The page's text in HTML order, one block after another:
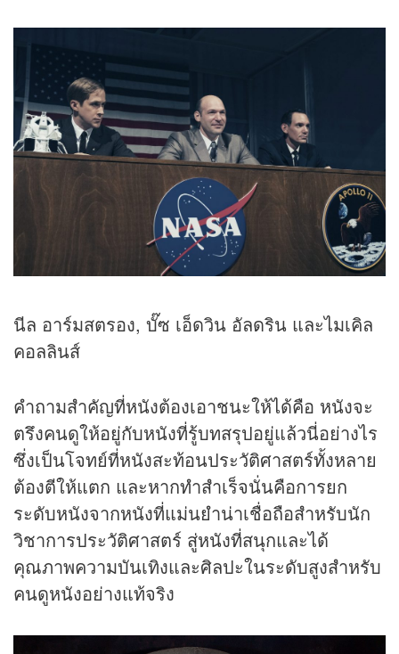
นีล อาร์มสตรอง, บั๊ซ เอ็ดวิน อัลดริน และไมเคิล
คอลลินส์
คำถามสำคัญที่หนังต้องเอาชนะให้ได้คือ หนังจะ
ตรึงคนดูให้อยู่กับหนังที่รู้บทสรุปอยู่แล้วนี่อย่างไร
ซึ่งเป็นโจทย์ที่หนังสะท้อนประวัติศาสตร์ทั้งหลาย
ต้องตีให้แตก และหากทำสำเร็จนั่นคือการยก
ระดับหนังจากหนังที่แม่นยำน่าเชื่อถือสำหรับนัก
วิชาการประวัติศาสตร์ สู่หนังที่สนุกและได้
คุณภาพความบันเทิงและศิลปะในระดับสูงสำหรับ
คนดูหนังอย่างแท้จริง